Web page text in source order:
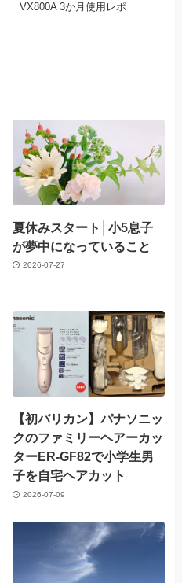
VX800A 3か月使用レポ
夏休みスタート│小5息子
が夢中になっていること
2026-07-27
【初バリカン】パナソニッ
クのファミリーヘアーカッ
ターER-GF82で小学生男
子を自宅ヘアカット
2026-07-09